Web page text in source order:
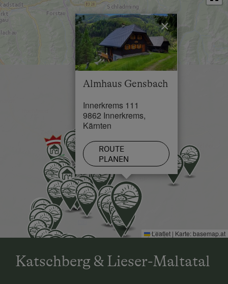
aus weiter fahren - die Fahrverbotstafel gild nicht für
Gäste des Almhauses. Ca 300m immer Bergauf
fahren bis 2 ident aussehende Häuser kommen. Dort
gerade aus direkt bei den 2 Häusern vorbeifahren
und nach dem 2ten Haus langsam wieder runter
fahren bis nach ca. 50m unser Almhaus kommt.
genau die Anfahrt zum Almhaus Gensbach zeigt.
Einfach auf youtube eingeben: Anfahrt Almhaus
Bitte im Winter beachten: Schneeketten oder Allrad
Almhaus Gensbach
Innerkrems 111
9862 Innerkrems,
Kärnten
ROUTE
PLANEN
×
Leaflet | Karte:basemap.at
Katschberg & Lieser-Maltatal